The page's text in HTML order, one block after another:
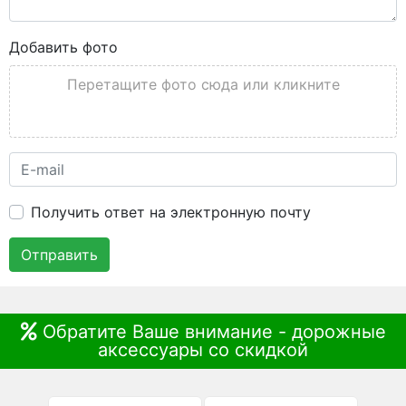
Добавить фото
Перетащите фото сюда или кликните
Получить ответ на электронную почту
Отправить
Обратите Ваше внимание - дорожные
аксессуары со скидкой